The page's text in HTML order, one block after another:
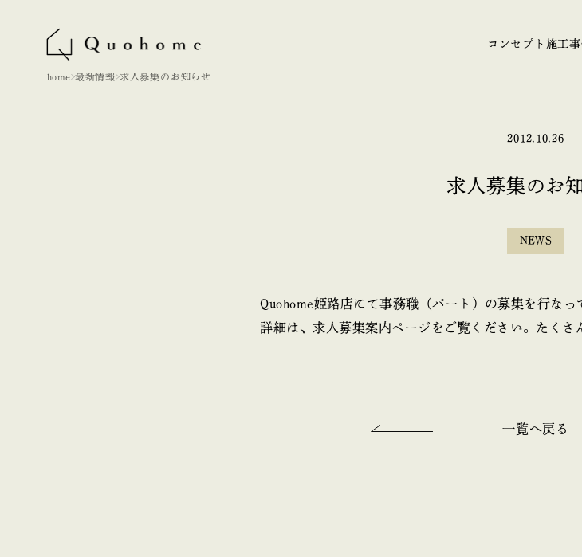
コンセプト 施工
home 最新情報 求人募集のお知らせ
2012.10.26
求人募集のお
NEWS
Quohome姫路店にて事務職（パート）の募集を行なっ
詳細は、求人募集案内ページをご覧ください。たくさ
一覧へ戻る